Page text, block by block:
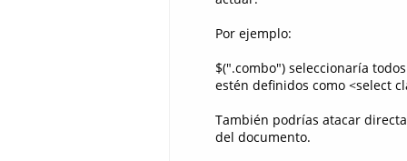
Por ejemplo:
$(".combo") seleccionaría
estén definidos como <select
También podrías atacar
del documento.